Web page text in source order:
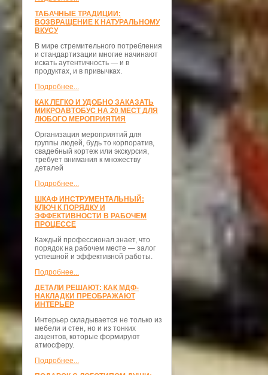
ТАБАЧНЫЕ ТРАДИЦИИ:
ВОЗВРАЩЕНИЕ К НАТУРАЛЬНОМУ
ВКУСУ
В мире стремительного потребления
и стандартизации многие начинают
искать аутентичность — и в
продуктах, и в привычках.
Подробнее...
КАК ЛЕГКО И УДОБНО ЗАКАЗАТЬ
МИКРОАВТОБУС НА 20 МЕСТ ДЛЯ
ЛЮБОГО МЕРОПРИЯТИЯ
Организация мероприятий для
группы людей, будь то корпоратив,
свадебный кортеж или экскурсия,
требует внимания к множеству
деталей
Подробнее...
ШКАФ ИНСТРУМЕНТАЛЬНЫЙ:
КЛЮЧ К ПОРЯДКУ И
ЭФФЕКТИВНОСТИ В РАБОЧЕМ
ПРОЦЕССЕ
Каждый профессионал знает, что
порядок на рабочем месте — залог
успешной и эффективной работы.
Подробнее...
ДЕТАЛИ РЕШАЮТ: КАК МДФ-
НАКЛАДКИ ПРЕОБРАЖАЮТ
ИНТЕРЬЕР
Интерьер складывается не только из
мебели и стен, но и из тонких
акцентов, которые формируют
атмосферу.
Подробнее...